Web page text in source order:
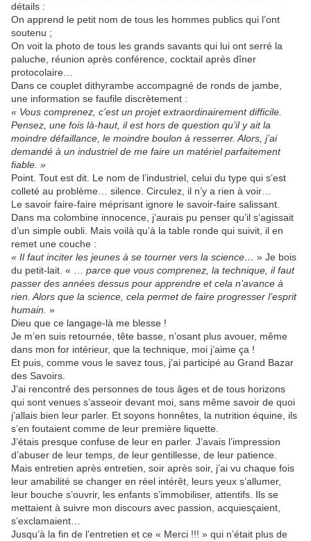
détails :
On apprend le petit nom de tous les hommes publics qui l’ont
soutenu ;
On voit la photo de tous les grands savants qui lui ont serré la
paluche, réunion après conférence, cocktail après dîner
protocolaire…
Dans ce couplet dithyrambe accompagné de ronds de jambe,
une information se faufile discrètement :
« Vous comprenez, c’est un projet extraordinairement difficile.
Pensez, une fois là-haut, il est hors de question qu’il y ait la
moindre défaillance, le moindre boulon à resserrer. Alors, j’ai
demandé à un industriel de me faire un matériel parfaitement
fiable. »
Point. Tout est dit. Le nom de l’industriel, celui du type qui s’est
colleté au problème… silence. Circulez, il n’y a rien à voir…
Le savoir faire-faire méprisant ignore le savoir-faire salissant.
Dans ma colombine innocence, j’aurais pu penser qu’il s’agissait
d’un simple oubli. Mais voilà qu’à la table ronde qui suivit, il en
remet une couche :
« Il faut inciter les jeunes à se tourner vers la science… » Je bois
du petit-lait. « … parce que vous comprenez, la technique, il faut
passer des années dessus pour apprendre et cela n’avance à
rien. Alors que la science, cela permet de faire progresser l’esprit
humain. »
Dieu que ce langage-là me blesse !
Je m’en suis retournée, tête basse, n’osant plus avouer, même
dans mon for intérieur, que la technique, moi j’aime ça !
Et puis, comme vous le savez tous, j’ai participé au Grand Bazar
des Savoirs.
J’ai rencontré des personnes de tous âges et de tous horizons
qui sont venues s’asseoir devant moi, sans même savoir de quoi
j’allais bien leur parler. Et soyons honnêtes, la nutrition équine, ils
s’en foutaient comme de leur première liquette.
J’étais presque confuse de leur en parler. J’avais l’impression
d’abuser de leur temps, de leur gentillesse, de leur patience.
Mais entretien après entretien, soir après soir, j’ai vu chaque fois
leur amabilité se changer en réel intérêt, leurs yeux s’allumer,
leur bouche s’ouvrir, les enfants s’immobiliser, attentifs. Ils se
mettaient à suivre mon discours avec passion, acquiesçaient,
s’exclamaient…
Jusqu’à la fin de l’entretien et ce « Merci !!! » qui n’était plus de